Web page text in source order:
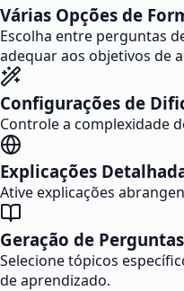
Várias Opções de
Escolha entre perguntas
adequar aos objetivos de
Configurações de
Controle a complexidade
Explicações
Ative explicações
Geração de
Selecione tópicos
de aprendizado.